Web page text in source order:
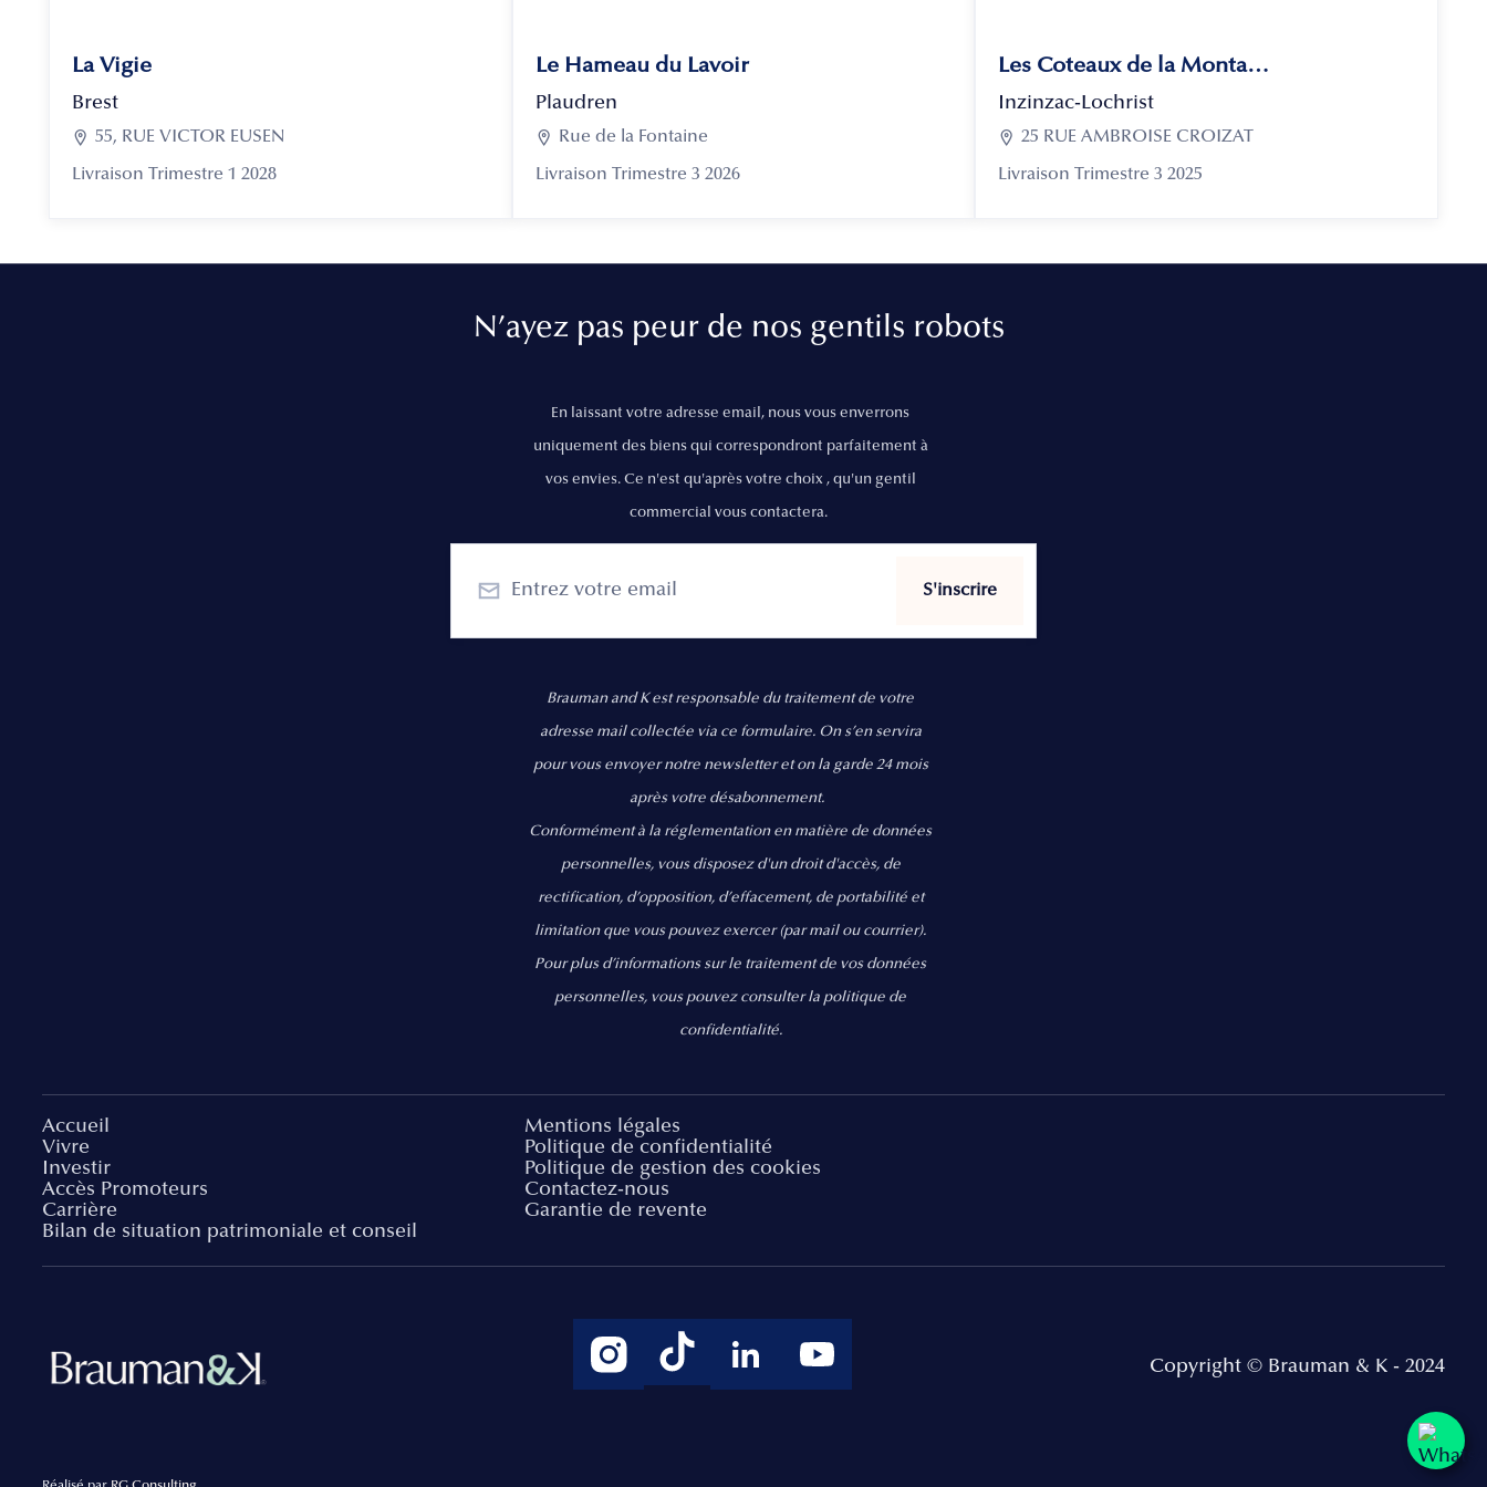
La Vigie
Brest
 55, RUE VICTOR EUSEN
Livraison Trimestre 1 2028
Le Hameau du Lavoir
Plaudren
 Rue de la Fontaine
Livraison Trimestre 3 2026
Les Coteaux de la Montagne
Inzinzac-Lochrist
 25 RUE AMBROISE CROIZAT
Livraison Trimestre 3 2025
N’ayez pas peur de nos gentils robots
En laissant votre adresse email, nous vous enverrons
uniquement des biens qui correspondront parfaitement à
vos envies. Ce n'est qu'après votre choix , qu'un gentil
commercial vous contactera.
Brauman and K est responsable du traitement de votre
adresse mail collectée via ce formulaire. On s’en servira
pour vous envoyer notre newsletter et on la garde 24 mois
après votre désabonnement.
Conformément à la réglementation en matière de données
personnelles, vous disposez d'un droit d'accès, de
rectification, d’opposition, d’effacement, de portabilité et
limitation que vous pouvez exercer(par mail ou courrier).
Pour plus d’informations sur le traitement de vos données
personnelles, vous pouvez consulter la politique de
confidentialité.
Accueil
Vivre
Investir
Accès Promoteurs
Carrière
Bilan de situation patrimoniale et conseil
Mentions légales
Politique de confidentialité
Politique de gestion des cookies
Contactez-nous
Garantie de revente
Copyright © Brauman & K - 2024